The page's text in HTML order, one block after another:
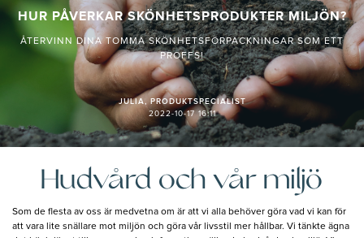
HUR PÅVERKAR SKÖNHETSPRODUKTER MILJÖN?
ÅTERVINN DINA TOMMA SKÖNHETSFÖRPACKNINGAR SOM ETT
PROFFS!
JULIA, PRODUKTSPECIALIST
2022-10-17 16:11
Hudvård och vår miljö
Som de flesta av oss är medvetna om är att vi alla behöver göra vad vi kan för
att vara lite snällare mot miljön och göra vår livsstil mer hållbar. Vi tänkte ägna